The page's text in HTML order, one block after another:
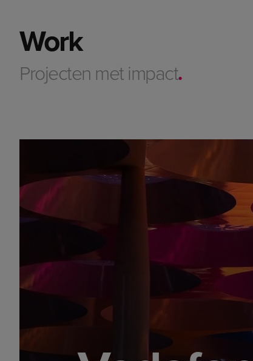
Work
Projecten met impact.